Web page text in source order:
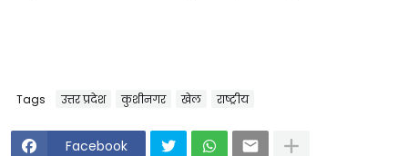
Tags उत्तर प्रदेश कुशीनगर खेल राष्ट्रीय
Facebook